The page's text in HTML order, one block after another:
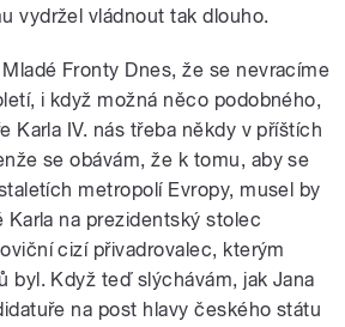
vydržel vládnout tak dlouho.
Fronty Dnes, že se nevracíme
i když možná něco podobného,
Karla IV. nás třeba někdy v příštích
se obávám, že k tomu, aby se
metropolí Evropy, musel by
Karla na prezidentský stolec
cizí přivadrovalec, kterým
byl. Když teď slýchávám, jak Jana
na post hlavy českého státu